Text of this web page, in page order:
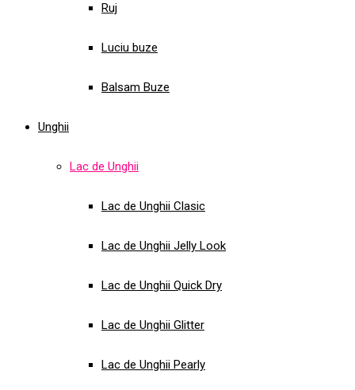
Ruj
Luciu buze
Balsam Buze
Unghii
Lac de Unghii
Lac de Unghii Clasic
Lac de Unghii Jelly Look
Lac de Unghii Quick Dry
Lac de Unghii Glitter
Lac de Unghii Pearly